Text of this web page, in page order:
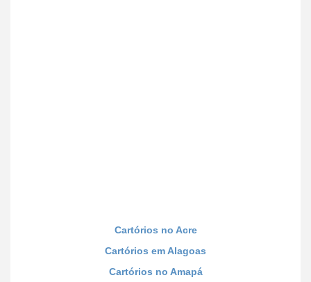
Cartórios no Acre
Cartórios em Alagoas
Cartórios no Amapá